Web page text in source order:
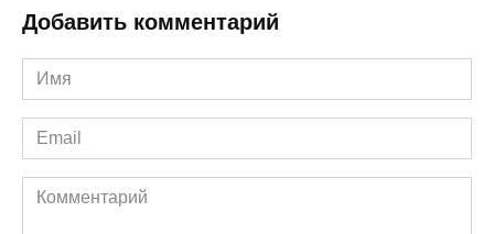
Добавить комментарий
Имя
*
Email
*
Комментарий